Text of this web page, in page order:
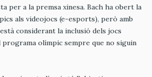
per a la premsa xinesa. Bach ha obert la
als videojocs (e-esports), però amb
considerant la inclusió dels jocs
olímpic sempre que no siguin